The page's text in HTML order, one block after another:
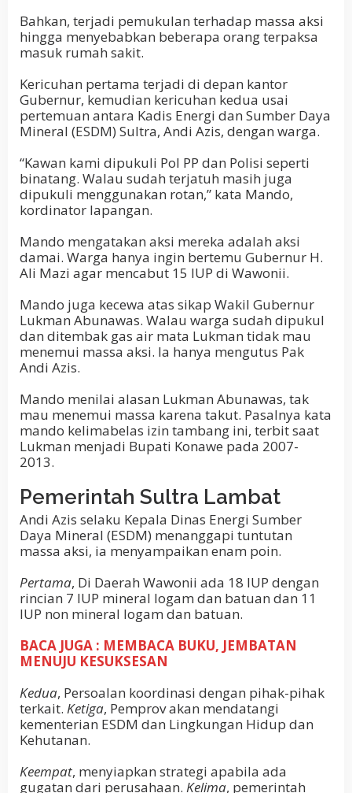
Bahkan, terjadi pemukulan terhadap massa aksi
hingga menyebabkan beberapa orang terpaksa
masuk rumah sakit.
Kericuhan pertama terjadi di depan kantor
Gubernur, kemudian kericuhan kedua usai
pertemuan antara Kadis Energi dan Sumber Daya
Mineral (ESDM) Sultra, Andi Azis, dengan warga.
“Kawan kami dipukuli Pol PP dan Polisi seperti
binatang. Walau sudah terjatuh masih juga
dipukuli menggunakan rotan,” kata Mando,
kordinator lapangan.
Mando mengatakan aksi mereka adalah aksi
damai. Warga hanya ingin bertemu Gubernur H.
Ali Mazi agar mencabut 15 IUP di Wawonii.
Mando juga kecewa atas sikap Wakil Gubernur
Lukman Abunawas. Walau warga sudah dipukul
dan ditembak gas air mata Lukman tidak mau
menemui massa aksi. Ia hanya mengutus Pak
Andi Azis.
Mando menilai alasan Lukman Abunawas, tak
mau menemui massa karena takut. Pasalnya kata
mando kelimabelas izin tambang ini, terbit saat
Lukman menjadi Bupati Konawe pada 2007-
2013.
Pemerintah Sultra Lambat
Andi Azis selaku Kepala Dinas Energi Sumber
Daya Mineral (ESDM) menanggapi tuntutan
massa aksi, ia menyampaikan enam poin.
Pertama, Di Daerah Wawonii ada 18 IUP dengan
rincian 7 IUP mineral logam dan batuan dan 11
IUP non mineral logam dan batuan.
BACA JUGA : MEMBACA BUKU, JEMBATAN
MENUJU KESUKSESAN
Kedua, Persoalan koordinasi dengan pihak-pihak
terkait. Ketiga, Pemprov akan mendatangi
kementerian ESDM dan Lingkungan Hidup dan
Kehutanan.
Keempat, menyiapkan strategi apabila ada
gugatan dari perusahaan. Kelima, pemerintah